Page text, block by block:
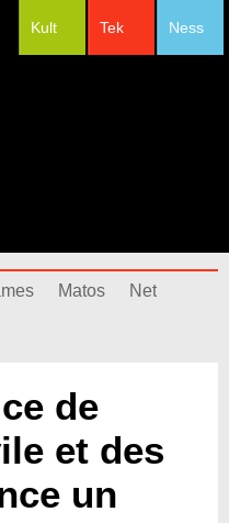
Ness
Tek
Kult
Matos
Net
de
et des
un